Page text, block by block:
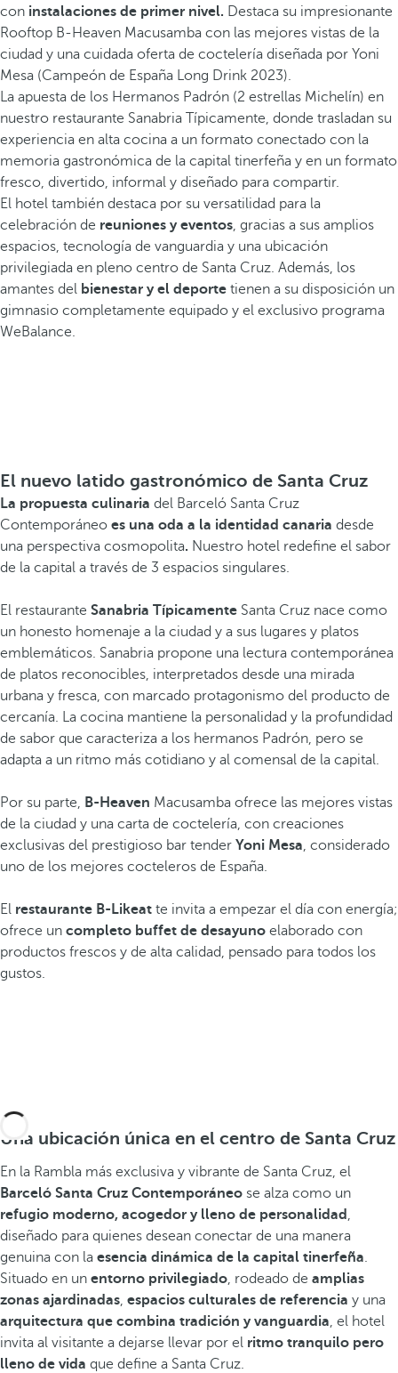
con instalaciones de primer nivel. Destaca su impresionante
Rooftop B-Heaven Macusamba con las mejores vistas de la
ciudad y una cuidada oferta de coctelería diseñada por Yoni
Mesa (Campeón de España Long Drink 2023).
La apuesta de los Hermanos Padrón (2 estrellas Michelín) en
nuestro restaurante Sanabria Típicamente, donde trasladan su
experiencia en alta cocina a un formato conectado con la
memoria gastronómica de la capital tinerfeña y en un formato
fresco, divertido, informal y diseñado para compartir.
El hotel también destaca por su versatilidad para la
celebración de reuniones y eventos, gracias a sus amplios
espacios, tecnología de vanguardia y una ubicación
privilegiada en pleno centro de Santa Cruz. Además, los
amantes del bienestar y el deporte tienen a su disposición un
gimnasio completamente equipado y el exclusivo programa
WeBalance.
El nuevo latido gastronómico de Santa Cruz
La propuesta culinaria del Barceló Santa Cruz
Contemporáneo es una oda a la identidad canaria desde
una perspectiva cosmopolita. Nuestro hotel redefine el sabor
de la capital a través de 3 espacios singulares.
El restaurante Sanabria Típicamente Santa Cruz nace como
un honesto homenaje a la ciudad y a sus lugares y platos
emblemáticos. Sanabria propone una lectura contemporánea
de platos reconocibles, interpretados desde una mirada
urbana y fresca, con marcado protagonismo del producto de
cercanía. La cocina mantiene la personalidad y la profundidad
de sabor que caracteriza a los hermanos Padrón, pero se
adapta a un ritmo más cotidiano y al comensal de la capital.
Por su parte, B-Heaven Macusamba ofrece las mejores vistas
de la ciudad y una carta de coctelería, con creaciones
exclusivas del prestigioso bar tender Yoni Mesa, considerado
uno de los mejores cocteleros de España.
El restaurante B-Likeat te invita a empezar el día con energía;
ofrece un completo buffet de desayuno elaborado con
productos frescos y de alta calidad, pensado para todos los
gustos.
Una ubicación única en el centro de Santa Cruz
En la Rambla más exclusiva y vibrante de Santa Cruz, el
Barceló Santa Cruz Contemporáneo se alza como un
refugio moderno, acogedor y lleno de personalidad ,
diseñado para quienes desean conectar de una manera
genuina con la esencia dinámica de la capital tinerfeña.
Situado en un entorno privilegiado, rodeado de amplias
zonas ajardinadas, espacios culturales de referencia y una
arquitectura que combina tradición y vanguardia, el hotel
invita al visitante a dejarse llevar por el ritmo tranquilo pero
lleno de vida que define a Santa Cruz.